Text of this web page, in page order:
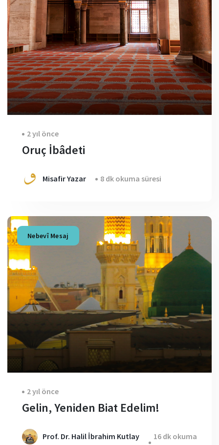
2 yıl önce
Oruç İbâdeti
Misafir Yazar 8 dk okuma süresi
Nebevî Mesaj
2 yıl önce
Gelin, Yeniden Biat Edelim!
Prof. Dr. Halil İbrahim Kutlay
16 dk okuma